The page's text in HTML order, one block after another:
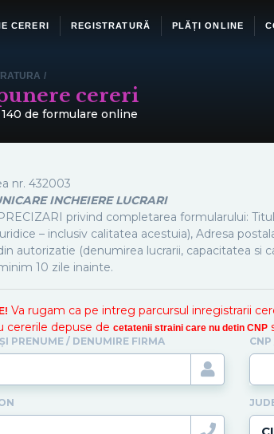
CERERI REGISTRATURĂ PLĂȚI ONLINE
/
cereri
de formulare online
nr. 432003
INCHEIERE LUCRARI
privind completarea formularului:
– inclusiv calitatea acestuia), Adresa
autorizatie (denumirea lucrarii, capacitatea si
10 zile inainte.
Va rugam ca pe intreg parcursul inregistrarii
cererile depuse de cetatenii straini care nu detin CNP
PRENUME / DENUMIRE FIRMA CNP